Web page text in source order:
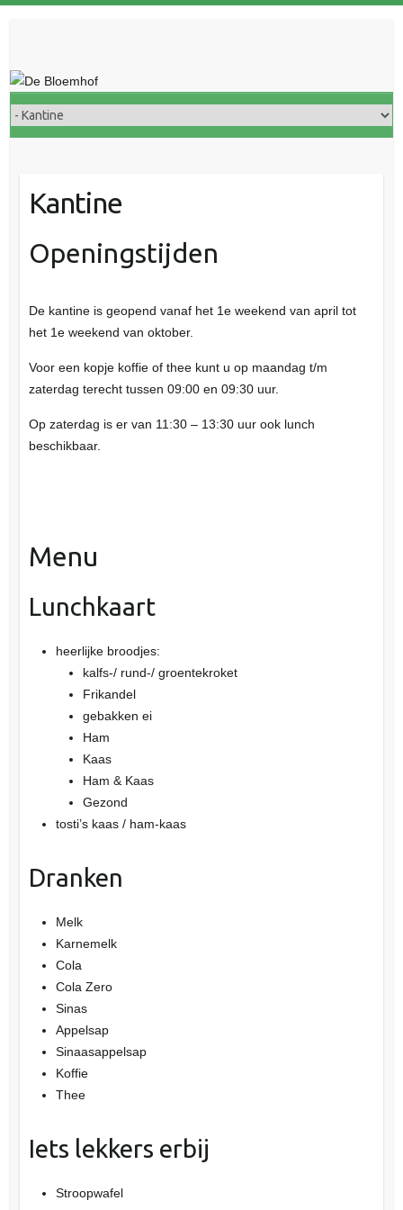
Kantine
Openingstijden
De kantine is geopend vanaf het 1e weekend van april tot
het 1e weekend van oktober.
Voor een kopje koffie of thee kunt u op maandag t/m
zaterdag terecht tussen 09:00 en 09:30 uur.
Op zaterdag is er van 11:30 – 13:30 uur ook lunch
beschikbaar.
Menu
Lunchkaart
heerlijke broodjes:
kalfs-/ rund-/ groentekroket
Frikandel
gebakken ei
Ham
Kaas
Ham & Kaas
Gezond
tosti’s kaas / ham-kaas
Dranken
Melk
Karnemelk
Cola
Cola Zero
Sinas
Appelsap
Sinaasappelsap
Koffie
Thee
Iets lekkers erbij
Stroopwafel